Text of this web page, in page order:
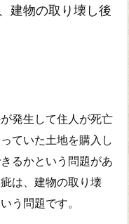

建物の取り壊し後
発生して住人が死亡
ていた土地を購入し
るかという問題があ
は、建物の取り壊
う問題です。